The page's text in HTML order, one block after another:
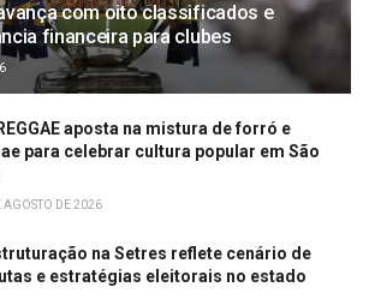
com oito classificados e
financeira para clubes
aposta na mistura de forró e
para celebrar cultura popular em São
AGOSTO DE 2026
na Setres reflete cenário de
e estratégias eleitorais no estado